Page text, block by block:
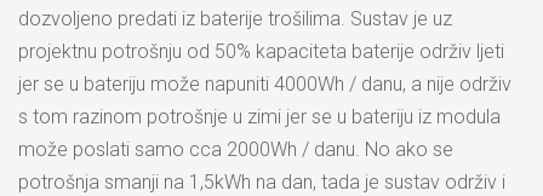
dozvoljeno predati iz baterije trošilima. Sustav je uz
projektnu potrošnju od 50% kapaciteta baterije održiv ljeti
jer se u bateriju može napuniti 4000Wh / danu, a nije održiv
s tom razinom potrošnje u zimi jer se u bateriju iz modula
može poslati samo cca 2000Wh / danu. No ako se
potrošnja smanji na 1,5kWh na dan, tada je sustav održiv i